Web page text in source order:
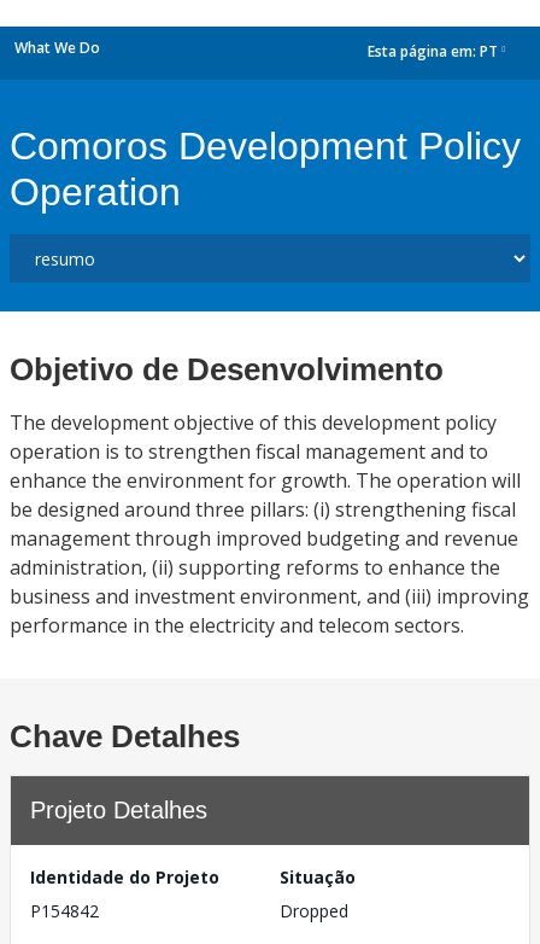
What We Do Esta página em: PT
Comoros Development Policy
Operation
Objetivo de Desenvolvimento
The development objective of this development policy
operation is to strengthen fiscal management and to
enhance the environment for growth. The operation will
be designed around three pillars: (i) strengthening fiscal
management through improved budgeting and revenue
administration, (ii) supporting reforms to enhance the
business and investment environment, and (iii) improving
performance in the electricity and telecom sectors.
Chave Detalhes
Projeto Detalhes
Identidade do Projeto
P154842
Situação
Dropped